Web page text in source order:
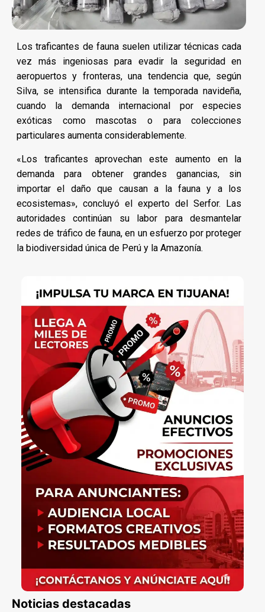
Los traficantes de fauna suelen utilizar técnicas cada
vez más ingeniosas para evadir la seguridad en
aeropuertos y fronteras, una tendencia que, según
Silva, se intensifica durante la temporada navideña,
cuando la demanda internacional por especies
exóticas como mascotas o para colecciones
particulares aumenta considerablemente.
«Los traficantes aprovechan este aumento en la
demanda para obtener grandes ganancias, sin
importar el daño que causan a la fauna y a los
ecosistemas», concluyó el experto del Serfor. Las
autoridades continúan su labor para desmantelar
redes de tráfico de fauna, en un esfuerzo por proteger
la biodiversidad única de Perú y la Amazonía.
Noticias destacadas